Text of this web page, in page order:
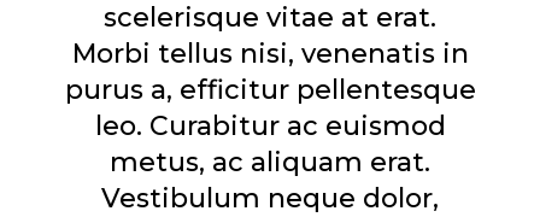
scelerisque vitae at erat.
Morbi tellus nisi, venenatis in
purus a, efficitur pellentesque
leo. Curabitur ac euismod
metus, ac aliquam erat.
Vestibulum neque dolor,